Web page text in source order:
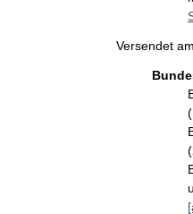
Versendet